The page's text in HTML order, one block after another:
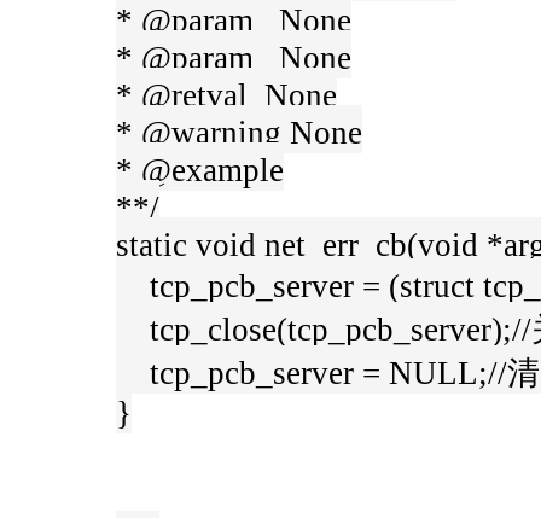
* @param None
* @param None
* @retval None
* @warning None
* @example
**/
static void net_err_cb(void
tcp_pcb_server = (struct
tcp_pcb_server = NULL;//
}